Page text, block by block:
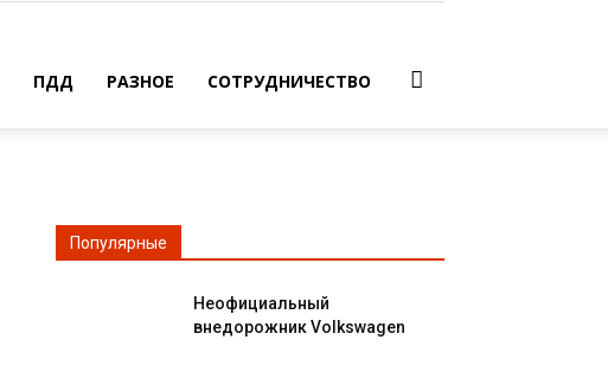
ПДД РАЗНОЕ СОТРУДНИЧЕСТВО
Популярные
Неофициальный
внедорожник Volkswagen